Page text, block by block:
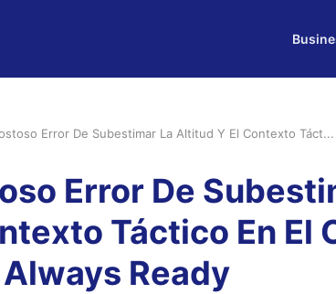
Error De Subestimar La Altitud Y El Contexto Táct...
Error De
Táctico En El
Ready